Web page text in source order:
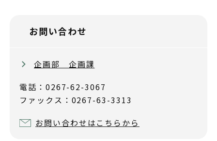
お問い合わせ
企画部 企画課
電話：0267-62-3067
ファックス：0267-63-3313
お問い合わせはこちらから